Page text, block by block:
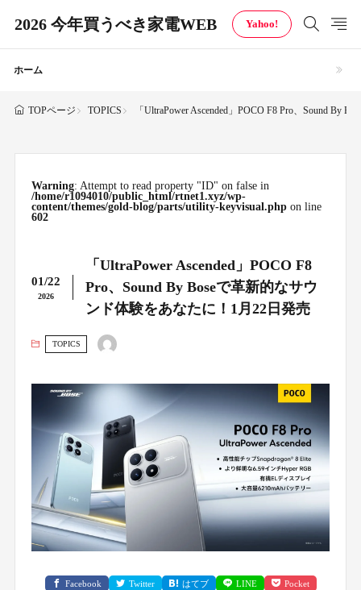
2026 今年買うべき家電WEB Yahoo!
ホーム
TOPページ TOPICS 「UltraPower Ascended」POCO F8 Pro、Sound By
Warning: Attempt to read property "ID" on false in
/home/r1094010/public_html/rtnet1.xyz/wp-
content/themes/gold-blog/parts/utility-keyvisual.phpon line
602
01/22
2026
「UltraPower Ascended」POCO F8
Pro、Sound By Boseで革新的なサウ
ンド体験をあなたに！1月22日発売
TOPICS
Facebook Twitter はてブ LINE Pocket